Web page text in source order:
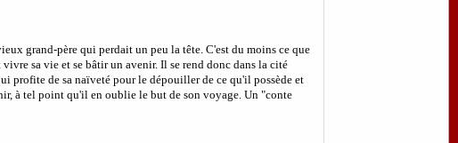
grand-père qui perdait un peu la tête. C'est du moins ce que
sa vie et se bâtir un avenir. Il se rend donc dans la cité
profite de sa naïveté pour le dépouiller de ce qu'il possède et
à tel point qu'il en oublie le but de son voyage. Un "conte